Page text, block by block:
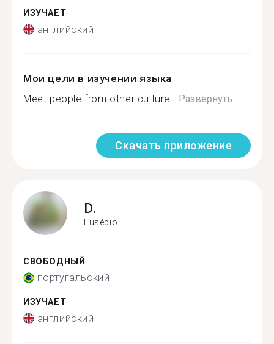
ИЗУЧАЕТ
английский
Мои цели в изучении языка
Meet people from other culture... Развернуть
Скачать приложение
D.
Eusébio
СВОБОДНЫЙ
португальский
ИЗУЧАЕТ
английский